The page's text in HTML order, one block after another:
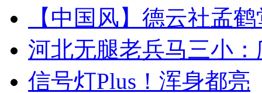
【中国风】德云社孟
河北无腿老兵马三小
信号灯Plus！浑身都亮